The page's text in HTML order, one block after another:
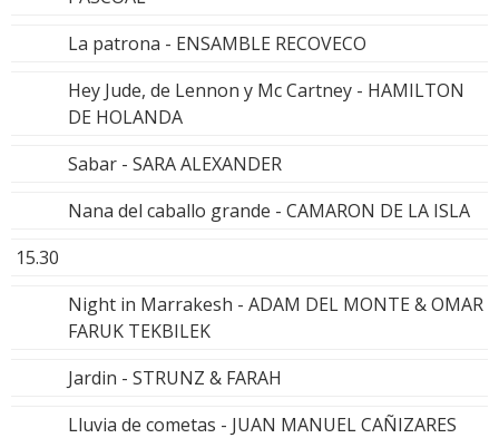
La patrona - ENSAMBLE RECOVECO
Hey Jude, de Lennon y Mc Cartney - HAMILTON
DE HOLANDA
Sabar - SARA ALEXANDER
Nana del caballo grande - CAMARON DE LA ISLA
15.30
Night in Marrakesh - ADAM DEL MONTE & OMAR
FARUK TEKBILEK
Jardin - STRUNZ & FARAH
Lluvia de cometas - JUAN MANUEL CAÑIZARES